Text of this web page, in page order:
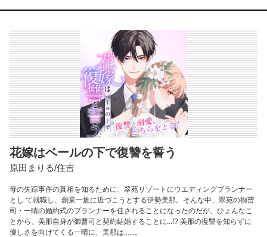
花嫁はベールの下で復讐を誓う
原田まりる/住吉
母の失踪事件の真相を知るために、翠苑リゾートにウエディングプランナー
とし て就職し、創業一族に近づこうとする伊勢美那。そんな中、翠苑の御曹
司・一晴の婚約式のプランナーを任されることになったのだが、ひょんなこ
とから、美那自身が御曹司と契約結婚することに...!? 美那の復讐を知らずに
優しさを向けてくる一晴に、美那は......。